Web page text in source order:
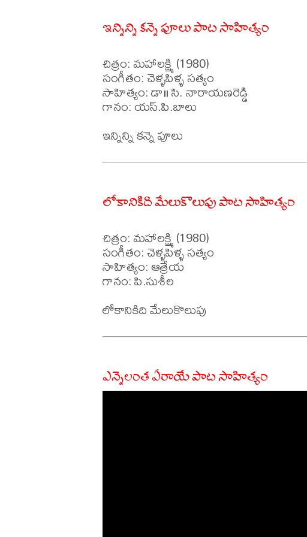
ఇన్నిన్ని కన్నె పూలు పాట సాహిత్యం
చిత్రం: మహాలక్ష్మి (1980)
సంగీతం: చెళ్ళపిళ్ళ సత్యం
సాహిత్యం: డా॥ సి. నారాయణరెడ్డి
గానం: యస్.పి.బాలు
లోకానికిది మేలుకొలుపు పాట సాహిత్యం
చిత్రం: మహాలక్ష్మి (1980)
సంగీతం: చెళ్ళపిళ్ళ సత్యం
సాహిత్యం: ఆత్రేయ
గానం: పి.సుశీల
ఎన్నెలంత ఏరాయే పాట సాహిత్యం